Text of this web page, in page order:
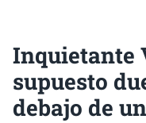
Inquietante
supuesto
debajo de